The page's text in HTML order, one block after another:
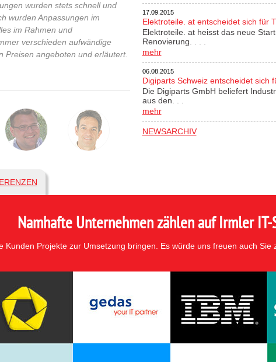
wurden stets schnell und
wurden Anpassungen im
im Rahmen und
verschieden aufwändige
Preisen angeboten und erläutert.
17.09.2015
Elektroteile. at entscheidet sich für
Elektroteile. at heisst das neue
Renovierung. . . .
mehr
06.08.2015
Digiparts Schweiz entscheidet sich
Die Digiparts GmbH beliefert
aus den. . .
mehr
NEWSARCHIV
Namhafte Unternehmen zählen auf Irmler
Kunden Projekte zur Umsetzung bringen. Es würde uns freuen auch Sie